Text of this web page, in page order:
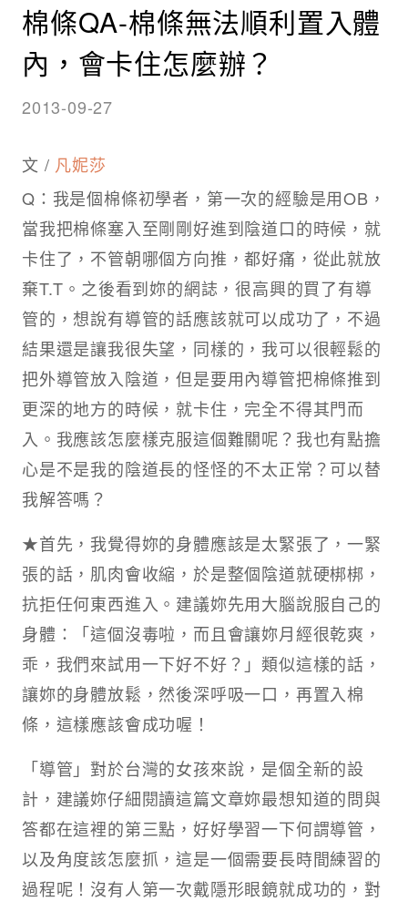
棉條QA-棉條無法順利置入體
內，會卡住怎麼辦？
2013-09-27
文 / 凡妮莎
Q：我是個棉條初學者，第一次的經驗是用OB，
當我把棉條塞入至剛剛好進到陰道口的時候，就
卡住了，不管朝哪個方向推，都好痛，從此就放
棄T.T。之後看到妳的網誌，很高興的買了有導
管的，想說有導管的話應該就可以成功了，不過
結果還是讓我很失望，同樣的，我可以很輕鬆的
把外導管放入陰道，但是要用內導管把棉條推到
更深的地方的時候，就卡住，完全不得其門而
入。我應該怎麼樣克服這個難關呢？我也有點擔
心是不是我的陰道長的怪怪的不太正常？可以替
我解答嗎？
★首先，我覺得妳的身體應該是太緊張了，一緊
張的話，肌肉會收縮，於是整個陰道就硬梆梆，
抗拒任何東西進入。建議妳先用大腦說服自己的
身體：「這個沒毒啦，而且會讓妳月經很乾爽，
乖，我們來試用一下好不好？」類似這樣的話，
讓妳的身體放鬆，然後深呼吸一口，再置入棉
條，這樣應該會成功喔！
「導管」對於台灣的女孩來說，是個全新的設
計，建議妳仔細閱讀這篇文章妳最想知道的問與
答都在這裡的第三點，好好學習一下何謂導管，
以及角度該怎麼抓，這是一個需要長時間練習的
過程呢！沒有人第一次戴隱形眼鏡就成功的，對